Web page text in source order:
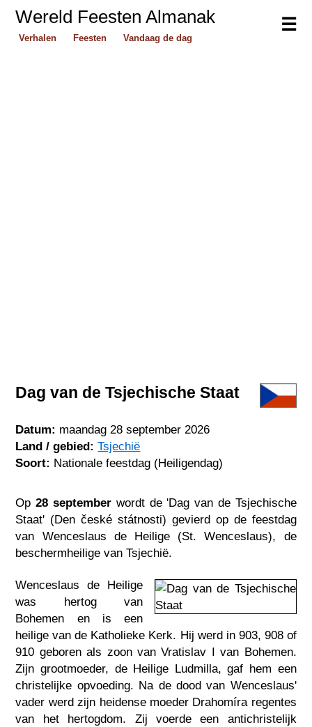
☰
Wereld Feesten Almanak
Verhalen Feesten Vandaag de dag
Dag van de Tsjechische Staat
Datum: maandag 28 september 2026
Land / gebied: Tsjechië
Soort: Nationale feestdag (Heiligendag)
Op28 septemberwordt de 'Dag van de Tsjechische
Staat' (Den české státnosti) gevierd op de feestdag
van Wenceslaus de Heilige (St. Wenceslaus), de
beschermheilige van Tsjechië.
Wenceslaus de Heilige
was hertog van
Bohemen en is een
heilige van de Katholieke Kerk. Hij werd in 903, 908 of
910 geboren als zoon van Vratislav I van Bohemen.
Zijn grootmoeder, de Heilige Ludmilla, gaf hem een
christelijke opvoeding. Na de dood van Wenceslaus'
vader werd zijn heidense moeder Drahomíra regentes
van het hertogdom. Zij voerde een antichristelijk